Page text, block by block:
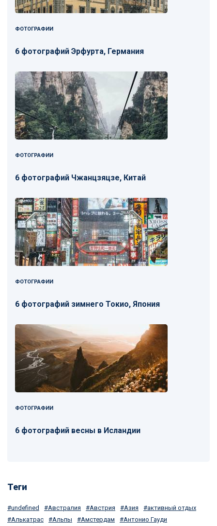
ФОТОГРАФИИ
6 фотографий Эрфурта, Германия
ФОТОГРАФИИ
6 фотографий Чжанцзяцзе, Китай
ФОТОГРАФИИ
6 фотографий зимнего Токио, Япония
ФОТОГРАФИИ
6 фотографий весны в Исландии
Теги
undefined Австралия Австрия Азия
активный отдых
Алькатрас
Альпы Амстердам
Антонио Гауди